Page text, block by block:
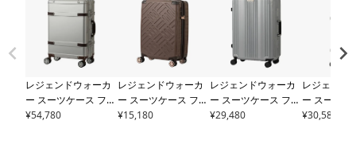
レジェンドウォーカ
ー スーツケース フレ
ーム 32L 55cm 4.2kg
¥54,780
レジェンドウォーカ
ー スーツケース ファ
スナー 38(46)L 55cm
¥15,180
レジェンドウォーカ
ー スーツケース フレ
ーム 55L 65cm 3.8kg
¥29,480
レジェンド
ー スーツケ
ーム 62L
¥30,580